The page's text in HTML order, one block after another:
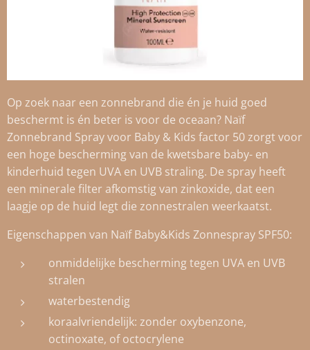
Op zoek naar een zonnebrand die én je huid goed
beschermt is én beter is voor de oceaan? Naïf
Zonnebrand Spray voor Baby & Kids factor 50 zorgt voor
een hoge bescherming van de kwetsbare baby- en
kinderhuid tegen UVA en UVB straling. De spray heeft
een minerale filter afkomstig van zinkoxide, dat een
laagje op de huid legt die zonnestralen weerkaatst.
Eigenschappen van Naïf Baby&Kids Zonnespray SPF50:
onmiddelijke bescherming tegen UVA en UVB
stralen
waterbestendig
koraalvriendelijk: zonder oxybenzone,
octinoxate, of octocrylene